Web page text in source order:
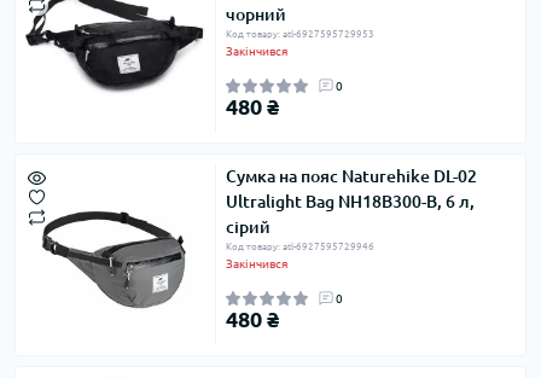
чорний
Код товару: atl-6927595729953
Закінчився
0
480 ₴
Сумка на пояс Naturehike DL-02
Ultralight Bag NH18B300-B, 6 л,
сірий
Код товару: atl-6927595729946
Закінчився
0
480 ₴